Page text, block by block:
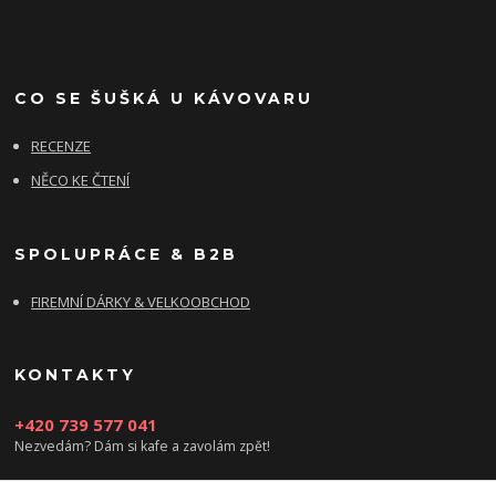
CO SE ŠUŠKÁ U KÁVOVARU
RECENZE
NĚCO KE ČTENÍ
SPOLUPRÁCE & B2B
FIREMNÍ DÁRKY & VELKOOBCHOD
KONTAKTY
+420 739 577 041
Nezvedám? Dám si kafe a zavolám zpět!